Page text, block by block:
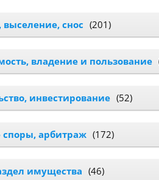
ул.
стр. 1
выселение, снос (201)
владение и пользование
инвестирование (52)
споры, арбитраж (172)
имущества (46)